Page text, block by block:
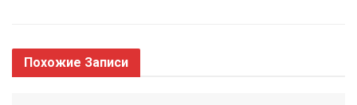
Похожие Записи